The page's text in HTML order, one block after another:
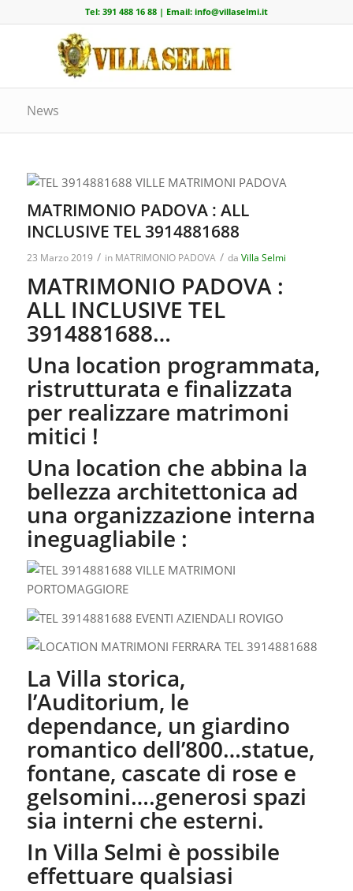
Tel: 391 488 16 88| Email: info@villaselmi.it
News
MATRIMONIO PADOVA : ALL
INCLUSIVE TEL 3914881688
23 Marzo 2019 / in MATRIMONIO PADOVA / da Villa Selmi
MATRIMONIO PADOVA :
ALL INCLUSIVE TEL
3914881688…
Una location programmata,
ristrutturata e finalizzata
per realizzare matrimoni
mitici !
Una location che abbina la
bellezza architettonica ad
una organizzazione interna
ineguagliabile :
La Villa storica,
l’Auditorium, le
dependance, un giardino
romantico dell’800…statue,
fontane, cascate di rose e
gelsomini….generosi spazi
sia interni che esterni.
In Villa Selmi è possibile
effettuare qualsiasi